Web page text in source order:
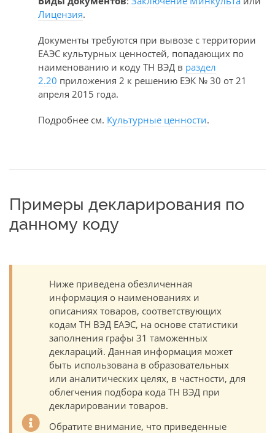
Лицензия.
Документы требуются при вывозе с территории
ЕАЭС культурных ценностей, попадающих по
наименованию и коду ТН ВЭД в раздел
2.20 приложения 2 к решению ЕЭК № 30 от 21
апреля 2015 года.
Подробнее см. Культурные ценности.
Примеры декларирования по
данному коду
Ниже приведена обезличенная
информация о наименованиях и
описаниях товаров, соответствующих
кодам ТН ВЭД ЕАЭС, на основе статистики
заполнения графы 31 таможенных
деклараций. Данная информация может
быть использована в образовательных
или аналитических целях, в частности, для
облегчения подбора кода ТН ВЭД при
декларировании товаров.
Обратите внимание, что приведенные